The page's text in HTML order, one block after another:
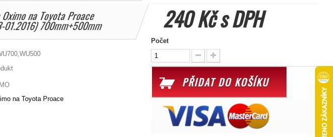
na Toyota Proace
01.2016) 700mm+500mm
na Toyota Proace
240 Kčs DPH
Počet
PŘIDAT DO KOŠÍKU